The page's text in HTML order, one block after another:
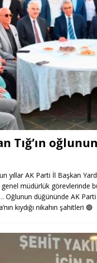
Tığ’ın
yıllar AK Parti İl Başkan
genel müdürlük görevlerinde
Oğlunun düğününde AK
kıydığı nikahın şahitleri 🟢